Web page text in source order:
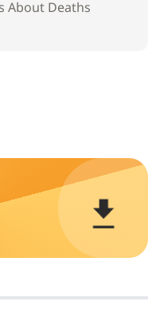
About Deaths